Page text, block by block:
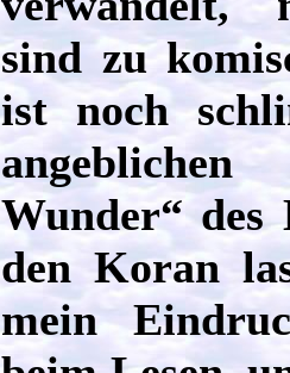
sind zu
ist noch
Wunder“
den Koran
mein